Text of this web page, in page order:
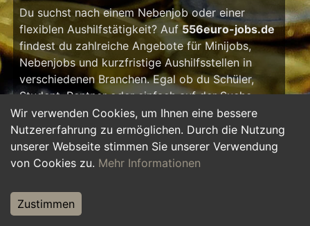
Wir verwenden Cookies, um Ihnen eine bessere
Nutzererfahrung zu ermöglichen. Durch die Nutzung
unserer Webseite stimmen Sie unserer Verwendung
von Cookies zu. Mehr Informationen
Zustimmen
Du suchst nach einem Nebenjob oder einer
flexiblen Aushilfstätigkeit? Auf556euro-jobs.de
findest du zahlreiche Angebote für Minijobs,
Nebenjobs und kurzfristige Aushilfsstellen in
verschiedenen Branchen. Egal ob du Schüler,
Student, Rentner oder einfach auf der Suche
nach einem kleinen Zusatzverdienst bist – hier
findest du die passende Tätigkeit, die zu deinem
Zeitplan passt.
Ein Nebenjob oder Aushilfsjob bietet viele